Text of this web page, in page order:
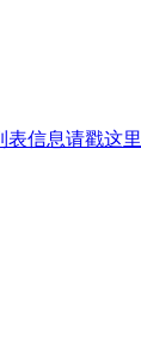
信息请戳这里